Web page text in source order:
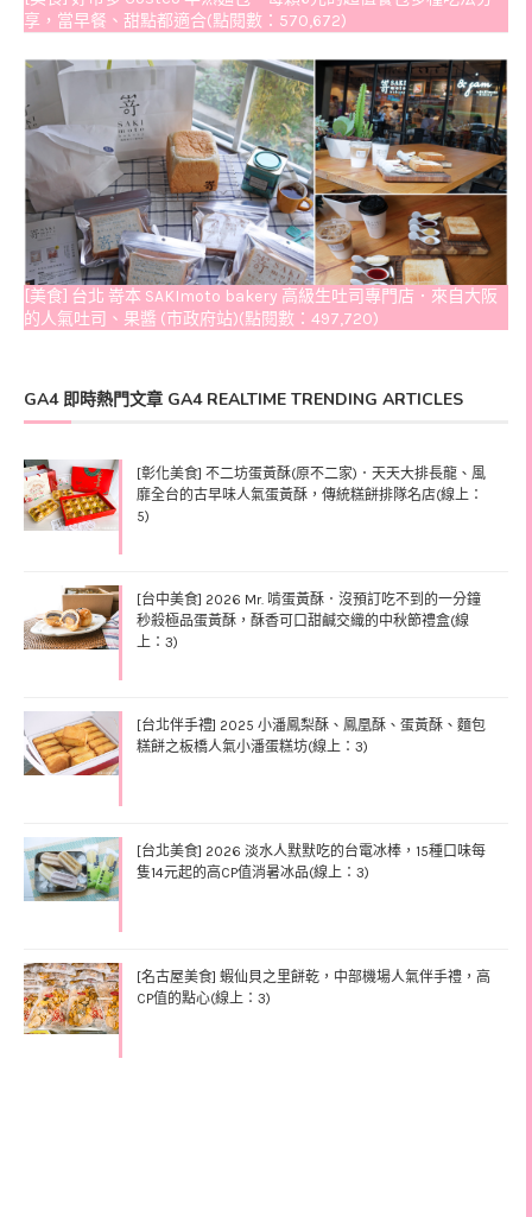
享，當早餐、甜點都適合(點閱數：570,672)
[美食] 台北 嵜本 SAKImoto bakery 高級生吐司專門店．來自大阪
的人氣吐司、果醬 (市政府站)(點閱數：497,720)
GA4 即時熱門文章 GA4 REALTIME TRENDING ARTICLES
[彰化美食] 不二坊蛋黃酥(原不二家)．天天大排長龍、風
靡全台的古早味人氣蛋黃酥，傳統糕餅排隊名店(線上：
5)
[台中美食] 2026 Mr. 啃蛋黃酥．沒預訂吃不到的一分鐘
秒殺極品蛋黃酥，酥香可口甜鹹交織的中秋節禮盒(線
上：3)
[台北伴手禮] 2025 小潘鳳梨酥、鳳凰酥、蛋黃酥、麵包
糕餅之板橋人氣小潘蛋糕坊(線上：3)
[台北美食] 2026 淡水人默默吃的台電冰棒，15種口味每
隻14元起的高CP值消暑冰品(線上：3)
[名古屋美食] 蝦仙貝之里餅乾，中部機場人氣伴手禮，高
CP值的點心(線上：3)